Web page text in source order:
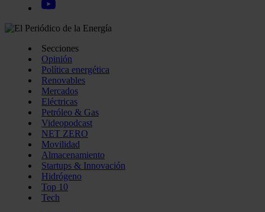
Secciones
Opinión
Política energética
Renovables
Mercados
Eléctricas
Petróleo & Gas
Videopodcast
NET ZERO
Movilidad
Almacenamiento
Startups & Innovación
Hidrógeno
Top 10
Tech